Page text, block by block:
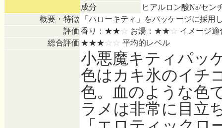
成分
ヒアルロン酸Na/セン
概要・特徴
「ハローキティ」をパッケージに採用
評価 香り：★★☆ お湯：★★☆ イメージ
総合評価 ★★★☆☆ 平均的レベル
小悪魔キティパッ
色はカキ氷のイチ
色。血のような色
ラメは非常に目立